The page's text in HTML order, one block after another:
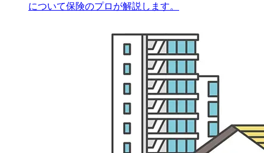
について保険のプロが解説します。